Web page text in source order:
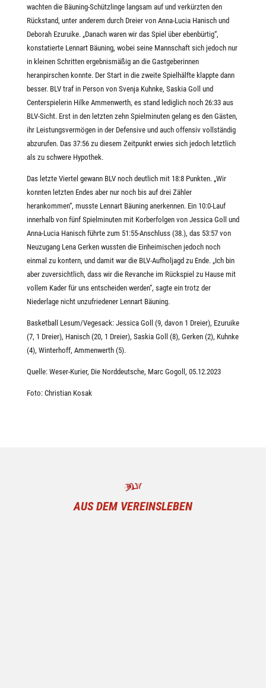
wachten die Bäuning-Schützlinge langsam auf und verkürzten den
Rückstand, unter anderem durch Dreier von Anna-Lucia Hanisch und
Deborah Ezuruike. „Danach waren wir das Spiel über ebenbürtig“,
konstatierte Lennart Bäuning, wobei seine Mannschaft sich jedoch nur
in kleinen Schritten ergebnismäßig an die Gastgeberinnen
heranpirschen konnte. Der Start in die zweite Spielhälfte klappte dann
besser. BLV traf in Person von Svenja Kuhnke, Saskia Goll und
Centerspielerin Hilke Ammenwerth, es stand lediglich noch 26:33 aus
BLV-Sicht. Erst in den letzten zehn Spielminuten gelang es den Gästen,
ihr Leistungsvermögen in der Defensive und auch offensiv vollständig
abzurufen. Das 37:56 zu diesem Zeitpunkt erwies sich jedoch letztlich
als zu schwere Hypothek.
Das letzte Viertel gewann BLV noch deutlich mit 18:8 Punkten. „Wir
konnten letzten Endes aber nur noch bis auf drei Zähler
herankommen“, musste Lennart Bäuning anerkennen. Ein 10:0-Lauf
innerhalb von fünf Spielminuten mit Korberfolgen von Jessica Goll und
Anna-Lucia Hanisch führte zum 51:55-Anschluss (38.), das 53:57 von
Neuzugang Lena Gerken wussten die Einheimischen jedoch noch
einmal zu kontern, und damit war die BLV-Aufholjagd zu Ende. „Ich bin
aber zuversichtlich, dass wir die Revanche im Rückspiel zu Hause mit
vollem Kader für uns entscheiden werden“, sagte ein trotz der
Niederlage nicht unzufriedener Lennart Bäuning.
Basketball Lesum/Vegesack: Jessica Goll (9, davon 1 Dreier), Ezuruike
(7, 1 Dreier), Hanisch (20, 1 Dreier), Saskia Goll (8), Gerken (2), Kuhnke
(4), Winterhoff, Ammenwerth (5).
Quelle: Weser-Kurier, Die Norddeutsche, Marc Gogoll, 05.12.2023
Foto: Christian Kosak
AUS DEM VEREINSLEBEN